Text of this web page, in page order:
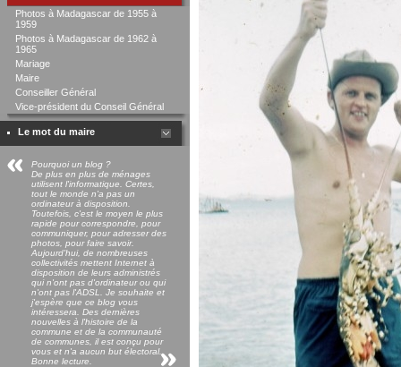
Photos à Madagascar de 1955 à
1959
Photos à Madagascar de 1962 à
1965
Mariage
Maire
Conseiller Général
Vice-président du Conseil Général
Le mot du maire
Pourquoi un blog ?
De plus en plus de ménages
utilisent l'informatique. Certes,
tout le monde n'a pas un
ordinateur à disposition.
Toutefois, c'est le moyen le plus
rapide pour correspondre, pour
communiquer, pour adresser des
photos, pour faire savoir.
Aujourd'hui, de nombreuses
collectivités mettent Internet à
disposition de leurs administrés
qui n'ont pas d'ordinateur ou qui
n'ont pas l'ADSL. Je souhaite et
j'espère que ce blog vous
intéressera. Des dernières
nouvelles à l'histoire de la
commune et de la communauté
de communes, il est conçu pour
vous et n'a aucun but électoral.
Bonne lecture.